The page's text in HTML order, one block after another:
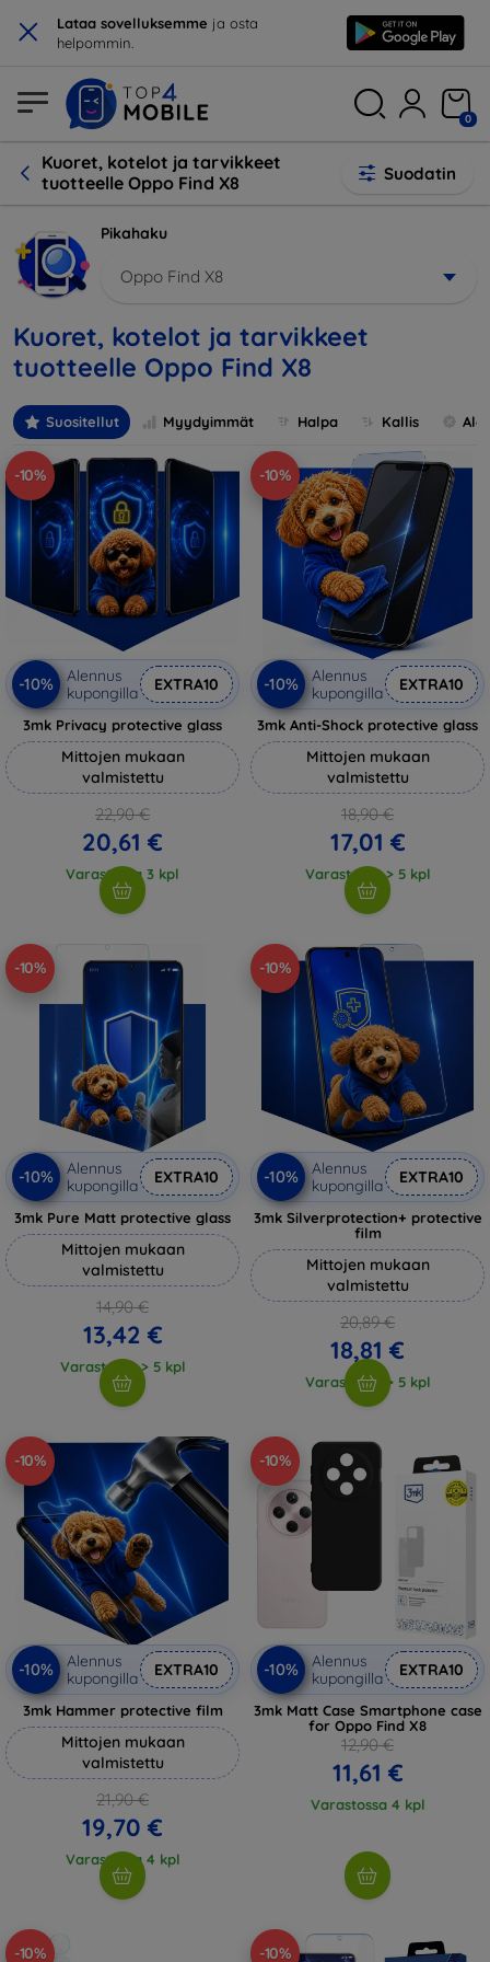
× Lataa sovelluksemme ja osta
helpommin.
0
Kuoret, kotelot ja tarvikkeet
tuotteelle Oppo Find X8
Suodatin
Pikahaku
Oppo Find X8
Kuoret, kotelot ja tarvikkeet
tuotteelle Oppo Find X8
Suositellut Myydyimmät Halpa Kallis
-10%
-10%
Alennus
kupongilla
EXTRA10
3mk Privacy protective glass
Mittojen mukaan
valmistettu
22,90 €
20,61 €
Varastossa 3 kpl
-10%
-10%
Alennus
kupongilla
EXTRA10
3mk Anti-Shock protective glass
Mittojen mukaan
valmistettu
18,90 €
17,01 €
Varastossa > 5 kpl
-10%
-10%
Alennus
kupongilla
EXTRA10
3mk Pure Matt protective glass
Mittojen mukaan
valmistettu
14,90 €
13,42 €
Varastossa > 5 kpl
-10%
-10%
Alennus
kupongilla
EXTRA10
3mk Silverprotection+ protective
film
Mittojen mukaan
valmistettu
20,89 €
18,81 €
Varastossa > 5 kpl
-10%
-10%
Alennus
kupongilla
EXTRA10
3mk Hammer protective film
Mittojen mukaan
valmistettu
21,90 €
19,70 €
Varastossa 4 kpl
-10%
-10%
Alennus
kupongilla
EXTRA10
3mk Matt Case Smartphone case
for Oppo Find X8
12,90 €
11,61 €
Varastossa 4 kpl
-10% -10%